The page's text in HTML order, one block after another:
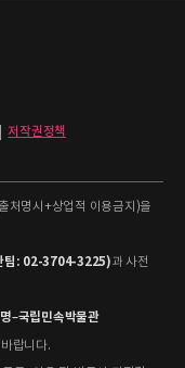
저작권정책
처명시+상업적 이용금지)을
팀: 02-3704-3225)과 사전
–국립민속박물관
랍니다.